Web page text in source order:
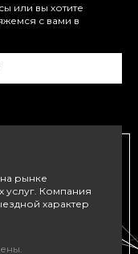
рынке
услуг. Компания
характер
или вы хотите
с вами в